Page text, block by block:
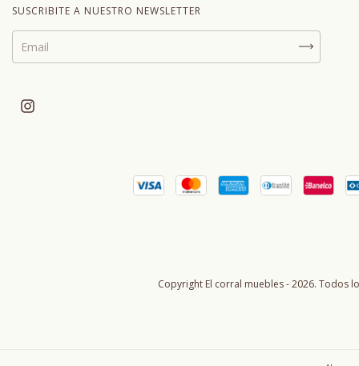
SUSCRIBITE A NUESTRO NEWSLETTER
Copyright El corral muebles - 2026. Todos